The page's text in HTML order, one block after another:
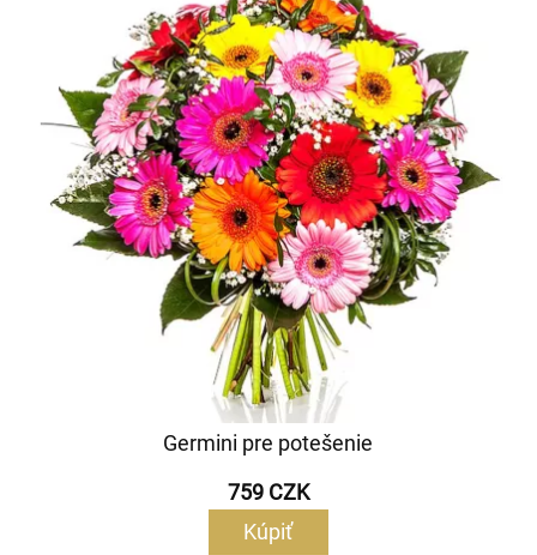
Germini pre potešenie
759 CZK
Kúpiť